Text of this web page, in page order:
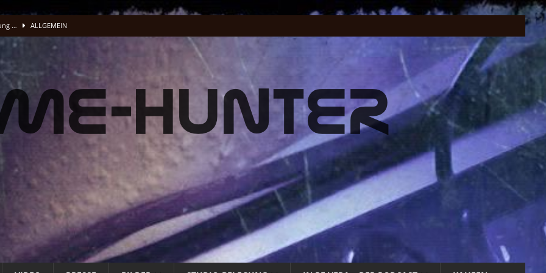
… ALLGEMEIN
Vocals BAND
ALLG. INFO
ALLG. INFO
ALLG. INFO
und Musenklänge: Eine Odyssee der Übertreibungen“
Musik wird PRESSE
Musik wird PRESSE